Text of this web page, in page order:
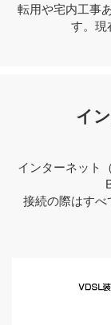
転⽤や宅内⼯事
す。現
イ
インターネット
接続の際はすべ